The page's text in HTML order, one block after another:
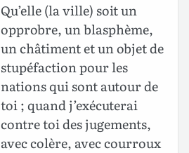
Qu’elle (la ville) soit un
opprobre, un blasphème,
un châtiment et un objet de
stupéfaction pour les
nations qui sont autour de
toi ; quand j’exécuterai
contre toi des jugements,
avec colère, avec courroux